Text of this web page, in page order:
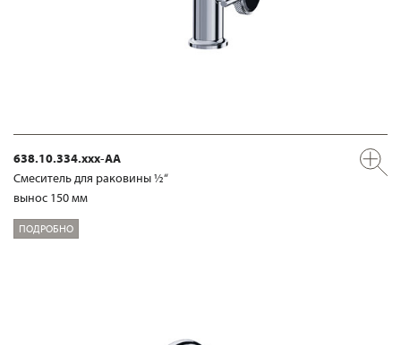
638.10.334.xxx-AA
Смеситель для раковины ½“
вынос 150 мм
ПОДРОБНО